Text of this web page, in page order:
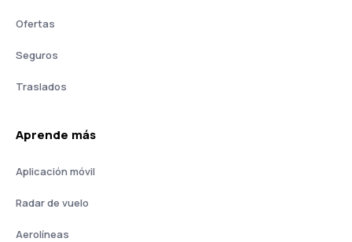
Ofertas
Seguros
Traslados
Aprende más
Aplicación móvil
Radar de vuelo
Aerolíneas